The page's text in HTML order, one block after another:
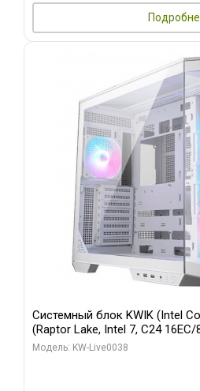
Системный блок KWIK (Intel
(Raptor Lake, Intel 7, C24
модуля)/ Gigabyte RX9070XT
Модель: KW-Live0038